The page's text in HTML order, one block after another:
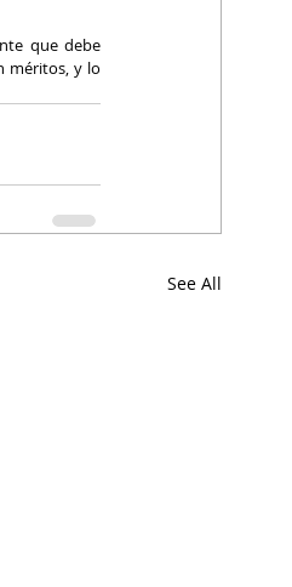
que debe
méritos, y lo
See All